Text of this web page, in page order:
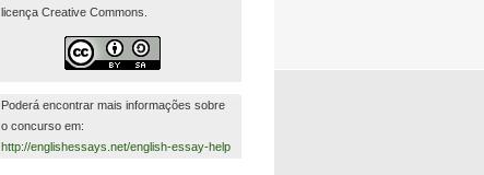
licença Creative Commons.
Poderá encontrar mais informações sobre
o concurso em:
http://englishessays.net/english-essay-help